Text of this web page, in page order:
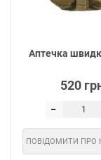
Аптечка
520
ПОВІДОМИТИ ПРО